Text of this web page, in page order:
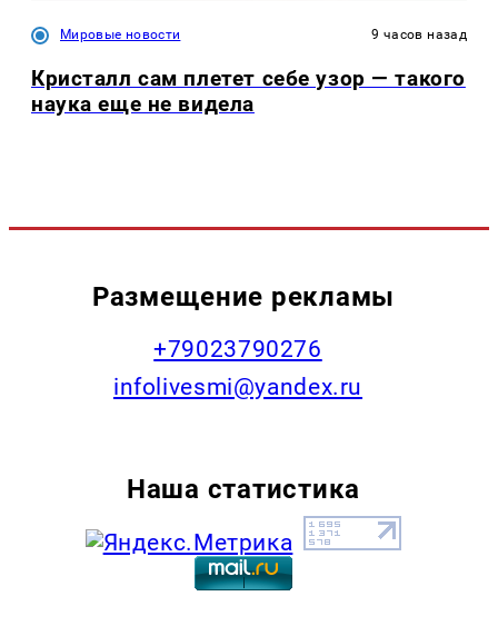
Мировые новости 9 часов назад
Кристалл сам плетет себе узор — такого
наука еще не видела
Размещение рекламы
+79023790276
infolivesmi@yandex.ru
Наша статистика